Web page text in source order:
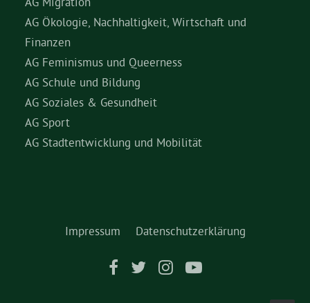
AG Ökologie, Nachhaltigkeit, Wirtschaft und
Finanzen
AG Feminismus und Queerness
AG Schule und Bildung
AG Soziales & Gesundheit
AG Sport
AG Stadtentwicklung und Mobilität
Impressum Datenschutzerklärung